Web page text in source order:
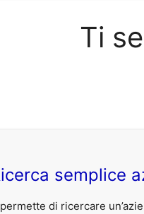
Ti
semplice
di ricercare